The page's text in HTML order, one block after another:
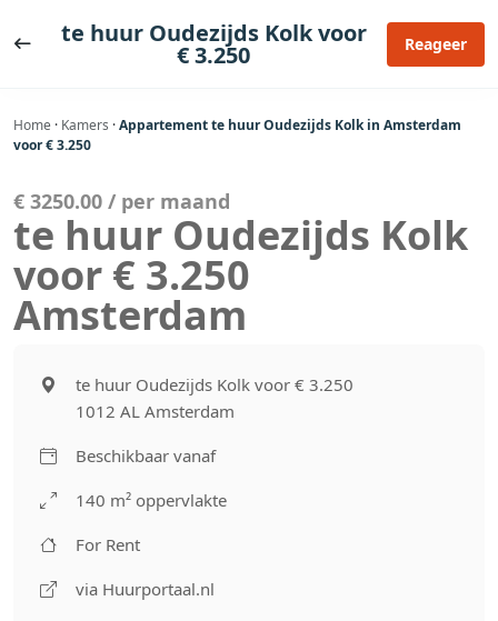
naar
te huur Oudezijds Kolk voor
€ 3.250 Reageer
Home · Kamers ·Appartement te huur Oudezijds Kolk in Amsterdam
voor € 3.250
€ 3250.00 / per maand
te huur Oudezijds Kolk
voor € 3.250
Amsterdam
te huur Oudezijds Kolk voor € 3.250
1012 AL Amsterdam
Beschikbaar vanaf
140 m² oppervlakte
For Rent
via Huurportaal.nl